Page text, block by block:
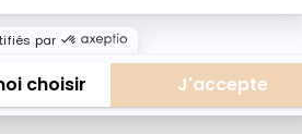
robot ou d’un batteur